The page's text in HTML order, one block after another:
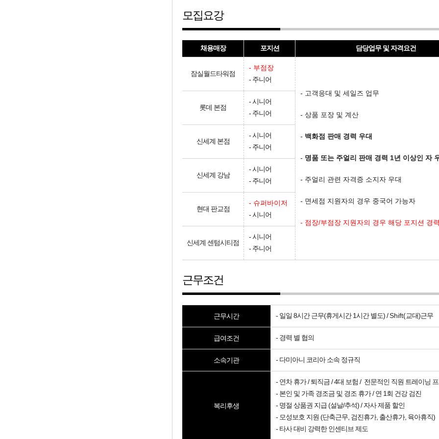
모집요강
채용매장 포지션 담당업무 및 자격요건
잠실월드타워점
- 부점장
- 주니어
- 고객응대 및 세일즈 업무
- 상품 포장 및 계산
- 백화점 판매 경력 우대
- 명품 또는 주얼리 판매 경력 1년 이상인 자
- 주얼리 관련 자격증 소지자 우대
- 면세점 지원자의 경우 중국어 가능자
- 점장/부점장 지원자의 경우 해당 포지션 경
롯데 본점
- 시니어
- 주니어
신세계 본점
- 시니어
- 주니어
신세계 강남
- 시니어
- 주니어
현대 판교점
- 슈퍼바이저
- 시니어
신세계 센텀시티점
- 시니어
- 주니어
근무조건
근무시간 - 일일 8시간 근무(휴게시간 1시간 별도) /Shift(교대)근무
급여조건 - 경력 별 협의
소속기관 - 다미아니 코리아 소속 정규직
복리후생
- 연차 휴가 / 퇴직금 / 4대 보험 / 전문적인 직원 트레이닝
- 본인 및 가족 경조금 및 경조 휴가 / 연 1회 건강 검진
- 명절 상품권 지급 (설날/추석) / 자사 제품 할인
- 모성보호 지원 (단축근무, 검진휴가, 출산휴가, 육아휴직)
- 타사 대비 강력한 인센티브 제도